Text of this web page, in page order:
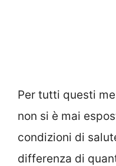
Per tutti questi
non si è mai
condizioni di
differenza di